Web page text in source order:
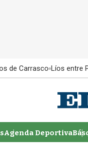
de Carrasco Líos entre
Agenda Deportiva